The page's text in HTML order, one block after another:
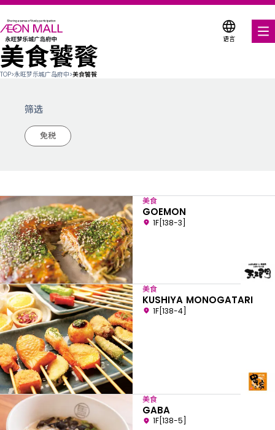
语言
美食饕餮
各种店铺优惠券
服务与设施
搜索永旺梦乐城
美食饕餮
TOP>永旺梦乐城广岛府中>美食饕餮
筛选
免税
美食
GOEMON
1F[138-3]
美食
KUSHIYA MONOGATARI
1F[138-4]
美食
GABA
1F[138-5]